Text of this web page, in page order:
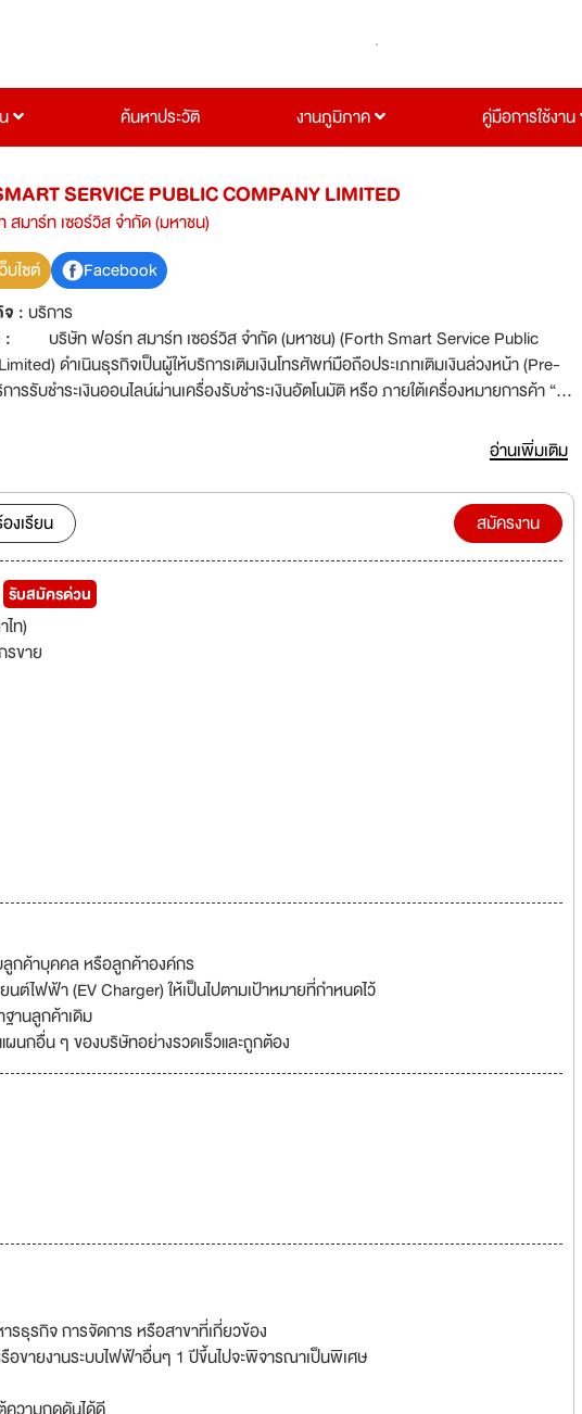
ค้นหาประวัติ งานภูมิภาค คู่มือการใช้งาน
SERVICE PUBLIC COMPANY LIMITED
มาร์ท เซอร์วิส จำกัด (มหาชน)
บไซต์
Facebook
:บริการ
:
บริษัท ฟอร์ท สมาร์ท เซอร์วิส จำกัด (มหาชน) (Forth Smart Service Public
ดำเนินธุรกิจเป็นผู้ให้บริการเติมเงินโทรศัพท์มือถือประเภทเติมเงินล่วงหน้า (Pre-
ารรับชำระเงินออนไลน์ผ่านเครื่องรับชำระเงินอัตโนมัติ หรือ ภายใต้เครื่องหมายการค้า “ตู้
าเชื่อถือ ด้วยการหยอดเหรียญหรือธนบัตรและทำรายการชำระเงินด้วยตนเองบนเครื่องชำระ
ผ่านระบบโปรแกรมคอมพิวเตอร์ที่เชื่อมโยงข้อมูลผ่านเครือข่ายซึ่งติดตั้งไว้ใน “ตู้บุญเติม”
อ่านเพิ่มเติม
งเรียน สมัครงาน
รับสมัครด่วน
ท)
รขาย
กค้าบุคคล หรือลูกค้าองค์กร
ต์ไฟฟ้า (EV Charger) ให้เป็นไปตามเป้าหมายที่กำหนดไว้
านลูกค้าเดิม
ผนกอื่น ๆ ของบริษัทอย่างรวดเร็วและถูกต้อง
รกิจ การจัดการ หรือสาขาที่เกี่ยวข้อง
ขายงานระบบไฟฟ้าอื่นๆ 1 ปีขึ้นไปจะพิจารณาเป็นพิเศษ